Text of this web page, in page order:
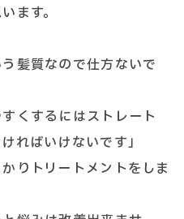
ます。
髪質なので仕方ないで
くするにはストレート
ればいけないです」
りトリートメントをしま